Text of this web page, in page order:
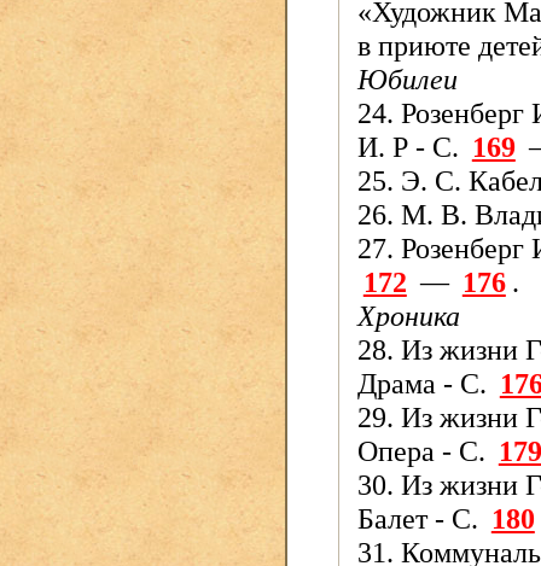
«Художник
в приюте
Юбилеи
24.
И. Р - С. 169
25. Э. С.
26. М. В.
27.
172 — 176 .
Хроника
28. Из жизни
Драма - С.
29. Из жизни
Опера - С. 179
30. Из жизни
Балет - С. 180
31.